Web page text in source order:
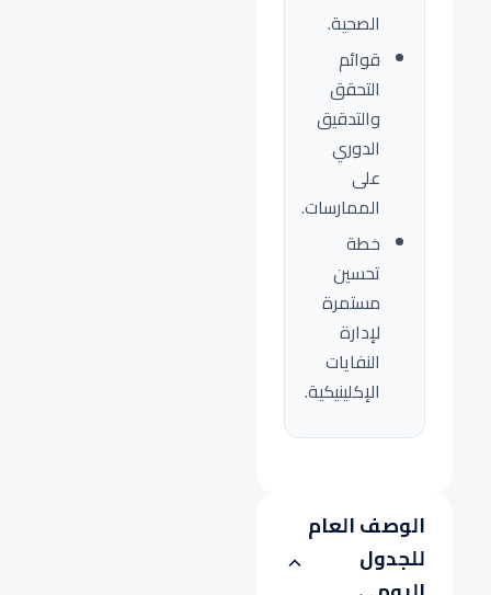
الصحية.
قوائم
التحقق
والتدقيق
الدوري
على
الممارسات.
خطة
تحسين
مستمرة
لإدارة
النفايات
الإكلينيكية.
الوصف العام
للجدول